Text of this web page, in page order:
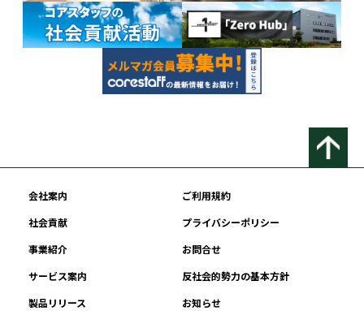
会社案内
ご利用規約
社会貢献
プライバシーポリシー
事業紹介
お問合せ
サービス案内
反社会的勢力の基本方針
製品リリース
お知らせ